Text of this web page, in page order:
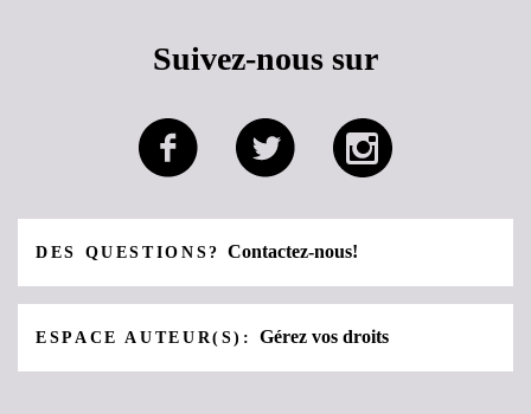
Suivez-nous sur
DES QUESTIONS?Contactez-nous!
ESPACE AUTEUR(S):Gérez vos droits